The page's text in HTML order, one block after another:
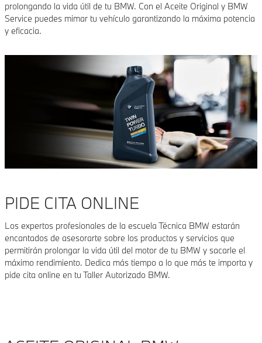
prolongando la vida útil de tu BMW. Con el Aceite Original y BMW
Service puedes mimar tu vehículo garantizando la máxima potencia
y eficacia.
PIDE CITA ONLINE
Los expertos profesionales de la escuela Técnica BMW estarán
encantados de asesorarte sobre los productos y servicios que
permitirán prolongar la vida útil del motor de tu BMW y sacarle el
máximo rendimiento. Dedica más tiempo a lo que más te importa y
pide cita online en tu Taller Autorizado BMW.